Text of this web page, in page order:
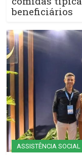
beneficiários
ASSISTÊNCIA SOCIAL